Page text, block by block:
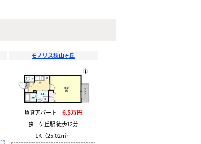
モノリス狭山ヶ丘
賃貸アパート 6.5万円
狭山ケ丘駅 徒歩12分
1K（25.02㎡）